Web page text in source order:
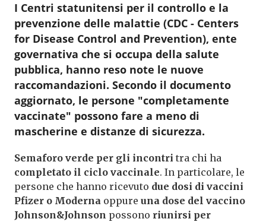
I Centri statunitensi per il controllo e la
prevenzione delle malattie (CDC - Centers
for Disease Control and Prevention), ente
governativa che si occupa della salute
pubblica, hanno reso note le nuove
raccomandazioni. Secondo il documento
aggiornato, le persone "completamente
vaccinate" possono fare a meno di
mascherine e distanze di sicurezza.
Semaforo verde per gli incontri tra chi ha
completato il ciclo vaccinale. In particolare, le
persone che hanno ricevuto due dosi di vaccini
Pfizer o Moderna oppure una dose del vaccino
Johnson&Johnson possono riunirsi per